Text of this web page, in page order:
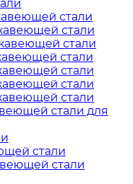
стали
стали
стали
стали
стали
стали
стали
стали для
стали
стали